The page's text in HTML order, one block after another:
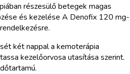
részesülő betegek magas
és kezelése A Denofix 120 mg-
két nappal a kemoterápia
kezelőorvosa utasítása szerint.